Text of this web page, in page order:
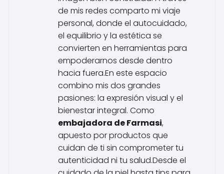
de mis redes comparto mi viaje
personal, donde el autocuidado,
el equilibrio y la estética se
convierten en herramientas para
empoderarnos desde dentro
hacia fuera.En este espacio
combino mis dos grandes
pasiones: la expresión visual y el
bienestar integral. Como
embajadora de Farmasi,
apuesto por productos que
cuidan de ti sin comprometer tu
autenticidad ni tu salud.Desde el